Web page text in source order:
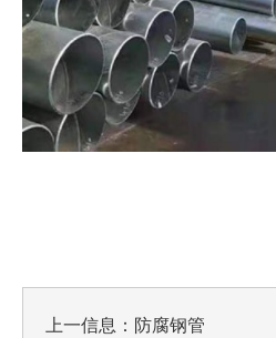
上一信息： 防腐钢管